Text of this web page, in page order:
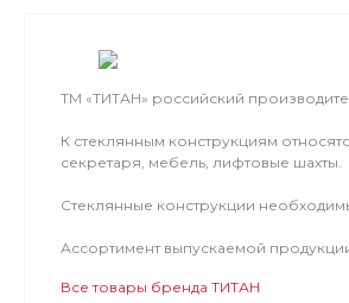
ТМ «ТИТАН» российский
К стеклянным конструкциям
секретаря, мебель, лифтовые шахты.
Стеклянные конструкции
Ассортимент выпускаемой
Все товары бренда ТИТАН